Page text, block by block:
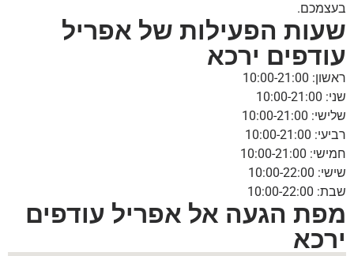
בעצמכם.
שעות הפעילות של אפריל
עודפים ירכא
ראשון: 10:00-21:00
שני: 10:00-21:00
שלישי: 10:00-21:00
רביעי: 10:00-21:00
חמישי: 10:00-21:00
שישי: 10:00-22:00
שבת: 10:00-22:00
מפת הגעה אל אפריל עודפים
ירכא